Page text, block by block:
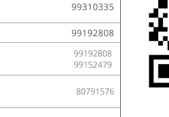
99310335
99192808
99192808
99152479
80791576